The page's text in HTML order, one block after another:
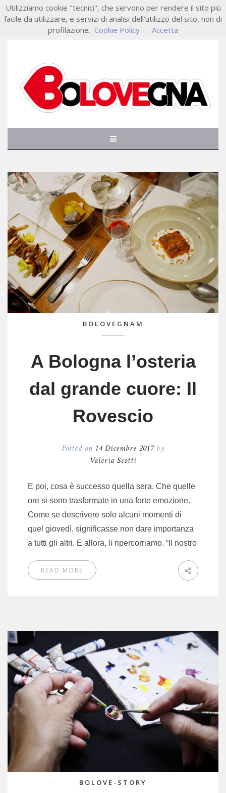
BOLOVEGNAM
A Bologna l’osteria
dal grande cuore: Il
Rovescio
Posted on 14 Dicembre 2017 by
Valeria Scotti
E poi, cosa è successo quella sera. Che quelle
ore si sono trasformate in una forte emozione.
Come se descrivere solo alcuni momenti di
quel giovedì, significasse non dare importanza
a tutti gli altri. E allora, li ripercorriamo. “Il nostro
READ MORE
BOLOVE-STORY
Utilizziamo cookie "tecnici", che servono per rendere il sito più
facile da utilizzare, e servizi di analisi dell'utilizzo del sito, non di
profilazione. Cookie Policy Accetta